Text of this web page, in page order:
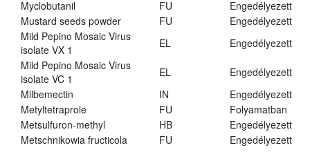
Myclobutanil FU
Engedélyezett
Mustard seeds powder
FU
Engedélyezett
Mild Pepino Mosaic Virus
isolate VX 1
EL
Engedélyezett
Mild Pepino Mosaic Virus
isolate VC 1
EL
Engedélyezett
Milbemectin
IN
Engedélyezett
Metyltetraprole
FU
Folyamatban
Metsulfuron-methyl
HB
Engedélyezett
Metschnikowia fructicola
FU Engedélyezett